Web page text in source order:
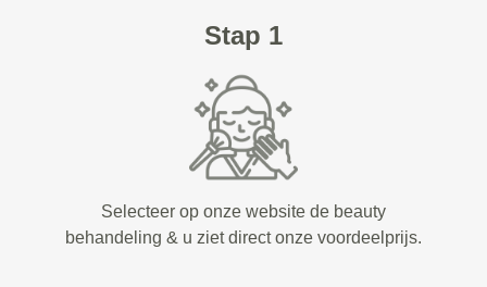
Stap 1
Selecteer op onze website de beauty
behandeling & u ziet direct onze voordeelprijs.